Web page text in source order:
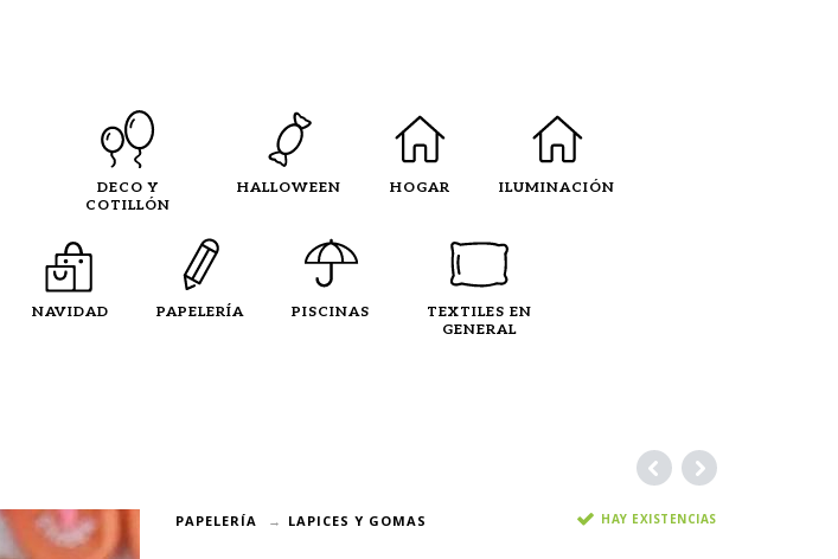
DECO Y
COTILLÓN
HALLOWEEN HOGAR ILUMINACIÓN
NAVIDAD PAPELERÍA PISCINAS
TEXTILES EN
GENERAL
PAPELERÍA LAPICES Y GOMAS HAY EXISTENCIAS